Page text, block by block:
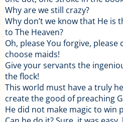
Why are we still crazy?
Why don’t we know that He is
to The Heaven?
Oh, please You forgive, please
choose maids!
Give your servants the
the flock!
This world must have a truly
create the good of preaching
He did not make magic to win